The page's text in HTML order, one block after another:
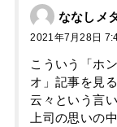
ななしメ
2021年7月28日
こういう「ホ
オ」記事を見
云々という言
上司の思いの